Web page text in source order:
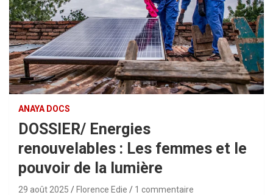
ANAYA DOCS
DOSSIER/ Energies
renouvelables : Les femmes et le
pouvoir de la lumière
29 août 2025 Florence Edie 1 commentaire